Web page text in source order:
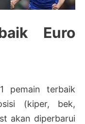
Euro
pemain terbaik
(kiper, bek,
akan diperbarui